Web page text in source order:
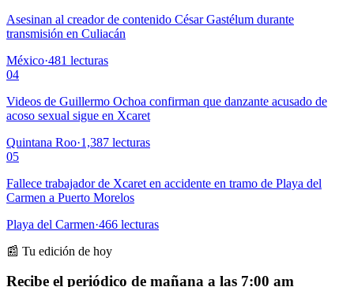
Asesinan al creador de contenido César Gastélum durante
transmisión en Culiacán
México·481 lecturas
04
Videos de Guillermo Ochoa confirman que danzante acusado de
acoso sexual sigue en Xcaret
Quintana Roo·1,387 lecturas
05
Fallece trabajador de Xcaret en accidente en tramo de Playa del
Carmen a Puerto Morelos
Playa del Carmen·466 lecturas
📰 Tu edición de hoy
Recibe el periódico de mañana a las 7:00 am